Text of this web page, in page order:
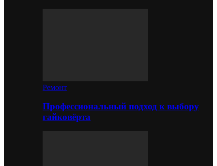
Ремонт
Профессиональный подход к выбору
гайковёрта